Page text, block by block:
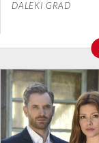
DALEKI GRAD